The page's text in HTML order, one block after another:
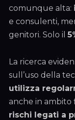
comunque alta:
e consulenti,
genitori. Solo il
La ricerca
sull’uso della
utilizza
anche in ambito
rischi legati a